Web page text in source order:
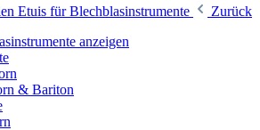
Etuis für Blechblasinstrumente
Zurück
anzeigen
& Bariton